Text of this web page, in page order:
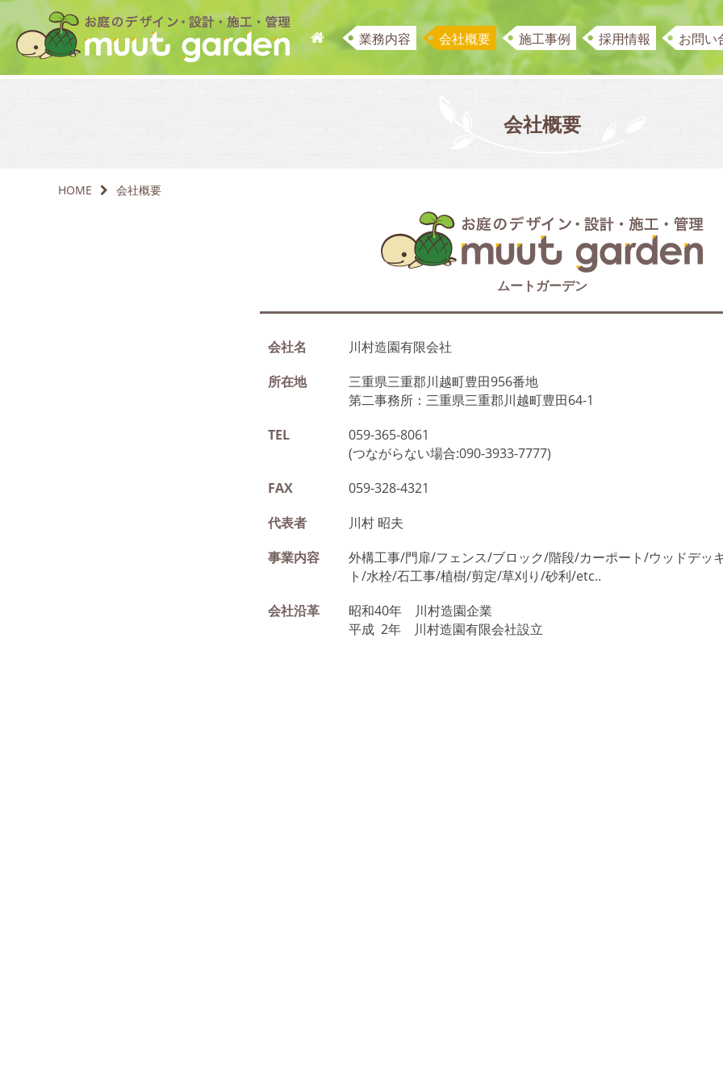
業務内容 会社概要 施工事例 採用情報 お問い
会社概要
HOME 会社概要
ムートガーデン
会社名
川村造園有限会社
所在地
三重県三重郡川越町豊田956番地
第二事務所：三重県三重郡川越町豊田64-1
TEL
059-365-8061
(つながらない場合:090-3933-7777)
FAX
059-328-4321
代表者
川村 昭夫
事業内容
外構工事/門扉/フェンス/ブロック/階段/カーポート/ウッドデッ
ト/水栓/石工事/植樹/剪定/草刈り/砂利/etc..
会社沿革
昭和40年
川村造園企業
平成 2年
川村造園有限会社設立